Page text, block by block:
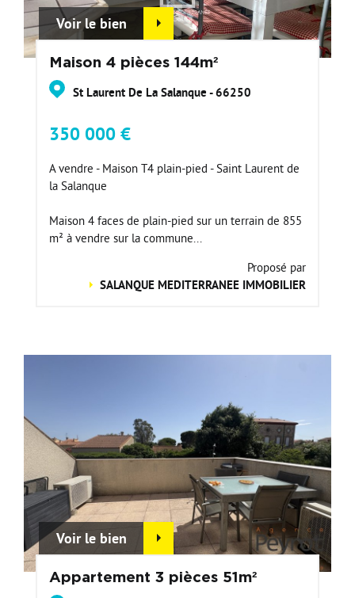
Voir le bien
Maison 4 pièces 144m²
St Laurent De La Salanque - 66250
350 000 €
A vendre - Maison T4 plain-pied - Saint Laurent de
la Salanque
Maison 4 faces de plain-pied sur un terrain de 855
m² à vendre sur la commune...
Proposé par
SALANQUE MEDITERRANEE IMMOBILIER
Voir le bien
Appartement 3 pièces 51m²